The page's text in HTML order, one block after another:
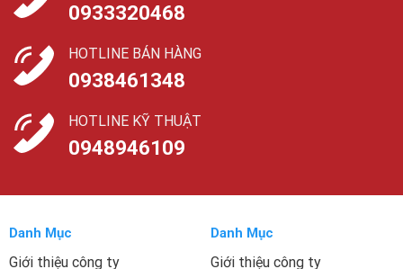
0933320468
HOTLINE BÁN HÀNG
0938461348
HOTLINE KỸ THUẬT
0948946109
Danh Mục
Giới thiệu công ty
Danh Mục
Giới thiệu công ty